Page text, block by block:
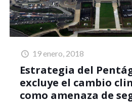
19 enero, 2018
Estrategia del
excluye el cambio
como amenaza de